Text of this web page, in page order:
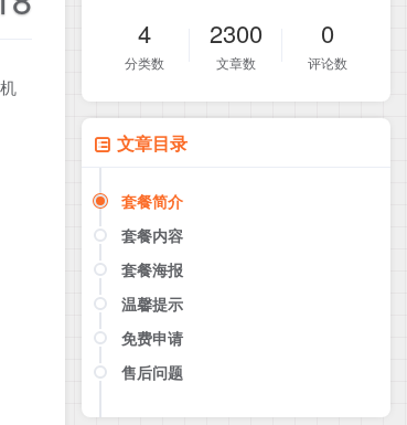
4
分类数
2300
文章数
0
评论数
文章目录
套餐简介
套餐内容
套餐海报
温馨提示
免费申请
点击这里或者手机扫描下方二维码
售后问题